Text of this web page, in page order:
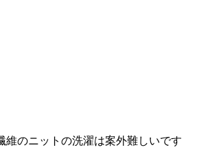
維のニットの洗濯は案外難しいです